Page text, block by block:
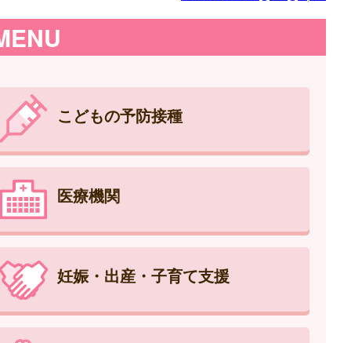
こどもの予防接種
医療機関
妊娠・出産・子育て支援